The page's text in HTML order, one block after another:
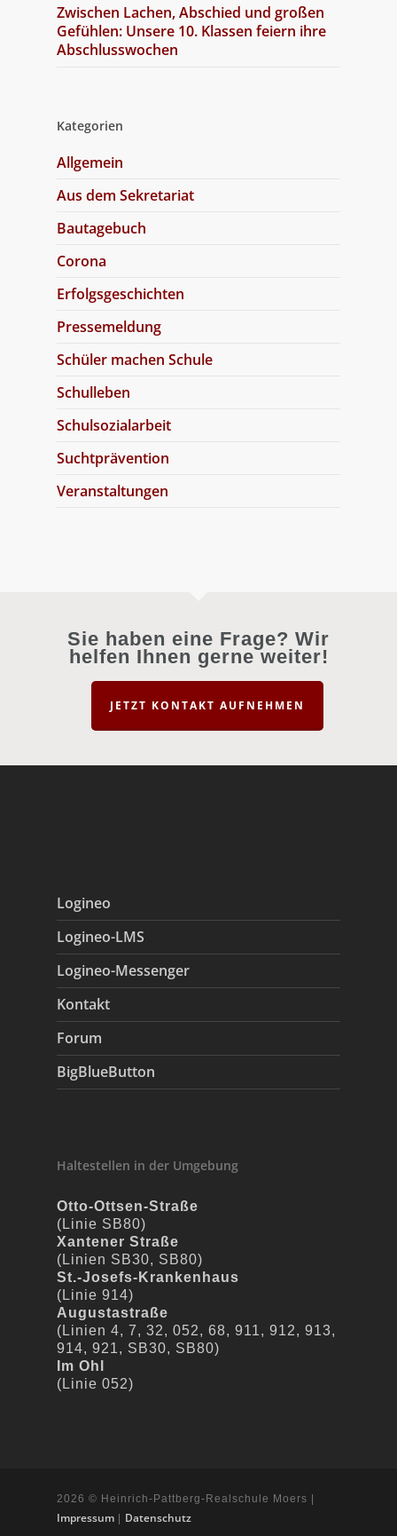
Zwischen Lachen, Abschied und großen
Gefühlen: Unsere 10. Klassen feiern ihre
Abschlusswochen
Kategorien
Allgemein
Aus dem Sekretariat
Bautagebuch
Corona
Erfolgsgeschichten
Pressemeldung
Schüler machen Schule
Schulleben
Schulsozialarbeit
Suchtprävention
Veranstaltungen
Sie haben eine Frage? Wir
helfen Ihnen gerne weiter!
JETZT KONTAKT AUFNEHMEN
Logineo
Logineo-LMS
Logineo-Messenger
Kontakt
Forum
BigBlueButton
Haltestellen in der Umgebung
Otto-Ottsen-Straße
(Linie SB80)
Xantener Straße
(Linien SB30, SB80)
St.-Josefs-Krankenhaus
(Linie 914)
Augustastraße
(Linien 4, 7, 32, 052, 68, 911, 912, 913,
914, 921, SB30, SB80)
Im Ohl
(Linie 052)
2026 © Heinrich-Pattberg-Realschule Moers |
Impressum Datenschutz